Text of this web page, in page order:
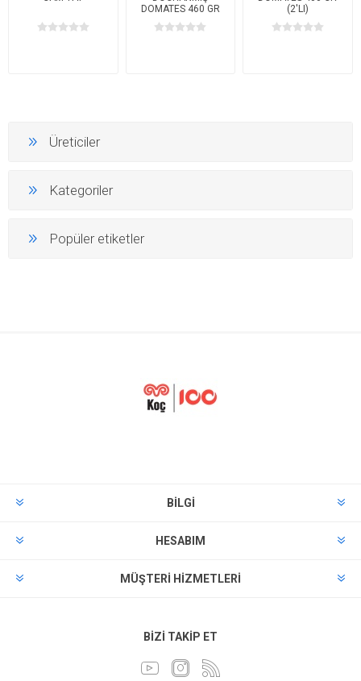
DOMATES 460 GR
CAM
(2'LI)
Üreticiler
Kategoriler
Popüler etiketler
BILGI
HESABIM
MÜŞTERI HIZMETLERI
BIZI TAKIP ET